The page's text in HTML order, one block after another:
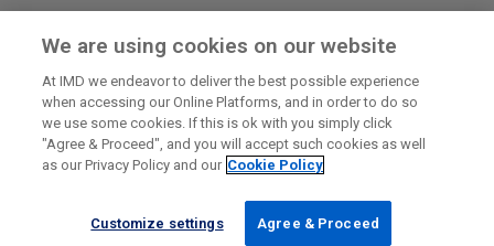
Cancellation Policy Privacy
I by IMD is produced by theInstitute for Management Development
© 2026 IMD
Get trial access
Register Now
We are using cookies on our website
At IMD we endeavor to deliver the best possible experience
when accessing our Online Platforms, and in order to do so
we use some cookies. If this is ok with you simply click
"Agree & Proceed", and you will accept such cookies as well
as our Privacy Policy and our Cookie Policy
Customize settings Agree & Proceed